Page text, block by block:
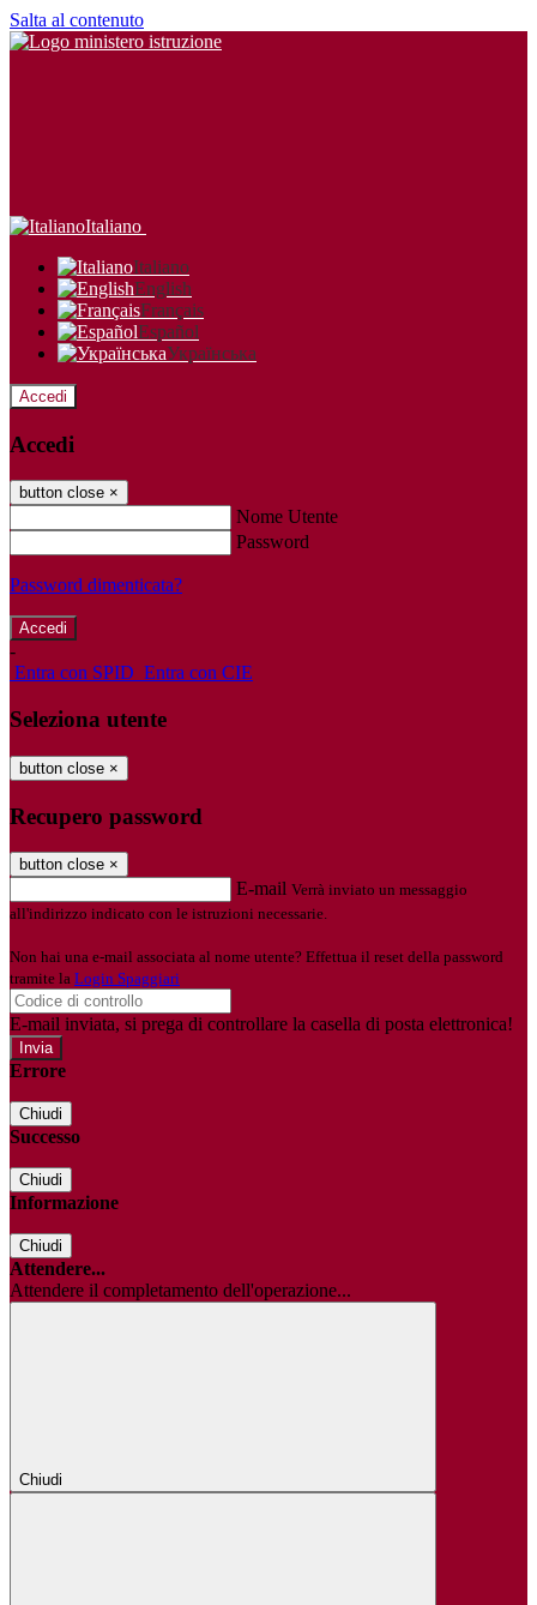
Salta al contenuto
Italiano
Italiano
English
Français
Español
Українська
Accedi
Accedi
button close ×
Nome Utente
Password
Password dimenticata?
-
Entra con SPID Entra con CIE
Seleziona utente
button close ×
Recupero password
button close ×
E-mail Verrà inviato un messaggio
all'indirizzo indicato con le istruzioni necessarie.
Non hai una e-mail associata al nome utente? Effettua il reset della password
tramite la Login Spaggiari
E-mail inviata, si prega di controllare la casella di posta elettronica!
Errore
Chiudi
Successo
Chiudi
Informazione
Chiudi
Attendere...
Attendere il completamento dell'operazione...
Chiudi